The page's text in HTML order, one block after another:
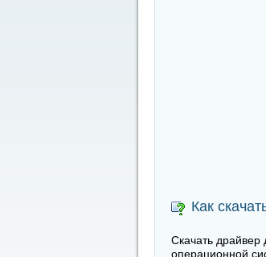
Как
Скачать драйвер
операционной